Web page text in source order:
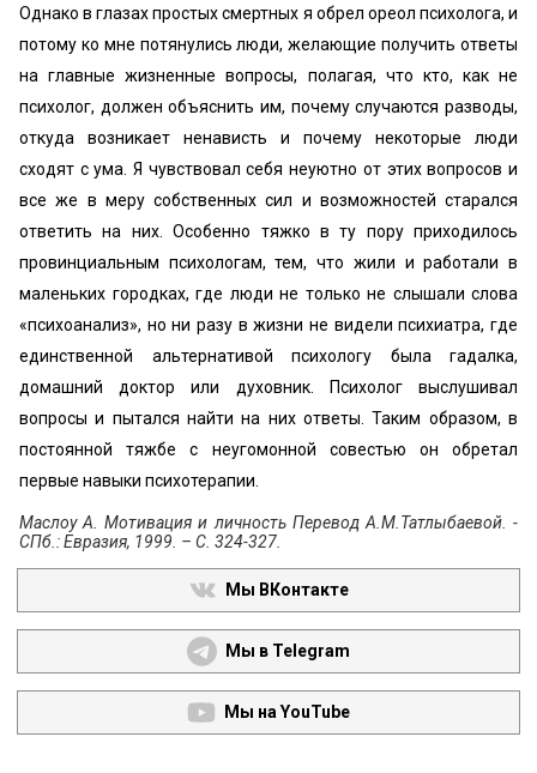
Однако в глазах простых смертных я обрел ореол психолога, и
потому ко мне потянулись люди, желающие получить ответы
на главные жизненные вопросы, полагая, что кто, как не
психолог, должен объяснить им, почему случаются разводы,
откуда возникает ненависть и почему некоторые люди
сходят с ума. Я чувствовал себя неуютно от этих вопросов и
все же в меру собственных сил и возможностей старался
ответить на них. Особенно тяжко в ту пору приходилось
провинциальным психологам, тем, что жили и работали в
маленьких городках, где люди не только не слышали слова
«‎психоанализ», но ни разу в жизни не видели психиатра, где
единственной альтернативой психологу была гадалка,
домашний доктор или духовник. Психолог выслушивал
вопросы и пытался найти на них ответы. Таким образом, в
постоянной тяжбе с неугомонной совестью он обретал
первые навыки психотерапии.
Маслоу А. Мотивация и личность Перевод А.М.Татлыбаевой. -
СПб.: Евразия, 1999. – С. 324-327.
Мы ВКонтакте
Мы в Telegram
Мы на YouTube